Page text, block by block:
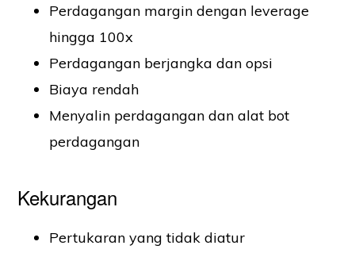
Perdagangan margin dengan leverage
hingga 100x
Perdagangan berjangka dan opsi
Biaya rendah
Menyalin perdagangan dan alat bot
perdagangan
Kekurangan
Pertukaran yang tidak diatur